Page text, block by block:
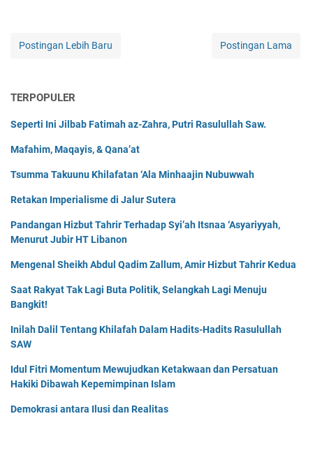
Postingan Lebih Baru Postingan Lama
TERPOPULER
Seperti Ini Jilbab Fatimah az-Zahra, Putri Rasulullah Saw.
Mafahim, Maqayis, & Qana’at
Tsumma Takuunu Khilafatan ‘Ala Minhaajin Nubuwwah
Retakan Imperialisme di Jalur Sutera
Pandangan Hizbut Tahrir Terhadap Syi’ah Itsnaa ‘Asyariyyah,
Menurut Jubir HT Libanon
Mengenal Sheikh Abdul Qadim Zallum, Amir Hizbut Tahrir Kedua
Saat Rakyat Tak Lagi Buta Politik, Selangkah Lagi Menuju
Bangkit!
Inilah Dalil Tentang Khilafah Dalam Hadits-Hadits Rasulullah
SAW
Idul Fitri Momentum Mewujudkan Ketakwaan dan Persatuan
Hakiki Dibawah Kepemimpinan Islam
Demokrasi antara Ilusi dan Realitas